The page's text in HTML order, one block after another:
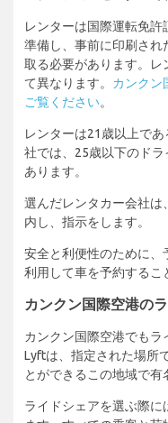
レンターは国際運転免許
準備し、事前に印刷され
取る必要があります。レ
て異なります。 カンクン
ご覧ください。
レンターは21歳以上で
社では、25歳以下のド
あります。
選んだレンタカー会社は
内し、指示をします。
安全と利便性のために、
利用して車を予約するこ
カンクン国際空港の
カンクン国際空港でもラ
Lyftは、指定された場所
とができるこの地域で有
ライドシェアを選ぶ際に